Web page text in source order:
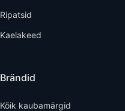
Ripatsid
Kaelakeed
Brändid
Kõik kaubamärgid